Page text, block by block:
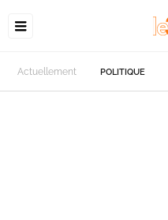
Actuellement POLITIQUE